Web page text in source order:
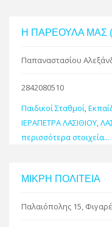
Η ΠΑΡΕΟΥΛΑ ΜΑΣ
Παπαναστασίου
2842080510
Παιδικοί Σταθμοί,
ΙΕΡΑΠΕΤΡΑ ΛΑΣΙΘΙΟΥ,
περισσότερα στοιχεία...
ΜΙΚΡΗ ΠΟΛΙΤΕΙΑ
Παλαιόπολης 15,